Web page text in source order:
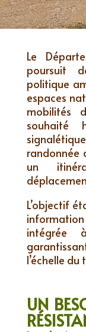
Le
poursuit
politique
espaces
mobilités
souhaité
randonnée
un
L’objectif
intégrée
l’échelle du
UN